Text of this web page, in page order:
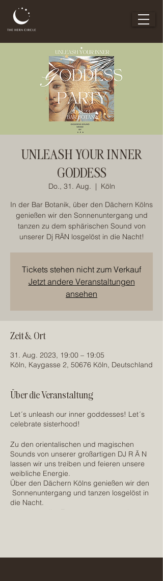
UNLEASH YOUR INNER
GODDESS
Do., 31. Aug.
  |
Köln
In der Bar Botanik, über den Dächern Kölns
genießen wir den Sonnenuntergang und
tanzen zu dem sphärischen Sound von
unserer Dj RĀN losgelöst in die Nacht!
Tickets stehen nicht zum Verkauf
Jetzt andere Veranstaltungen
ansehen
Zeit & Ort
31. Aug. 2023, 19:00 – 19:05
Köln, Kaygasse 2, 50676 Köln, Deutschland
Über die Veranstaltung
Let´s unleash our inner goddesses! Let´s
celebrate sisterhood!
Zu den orientalischen und magischen
Sounds von unserer großartigen DJ R Ā N
lassen wir uns treiben und feieren unsere
weibliche Energie.
Über den Dächern Kölns genießen wir den
Sonnenuntergang und tanzen losgelöst in
die Nacht.